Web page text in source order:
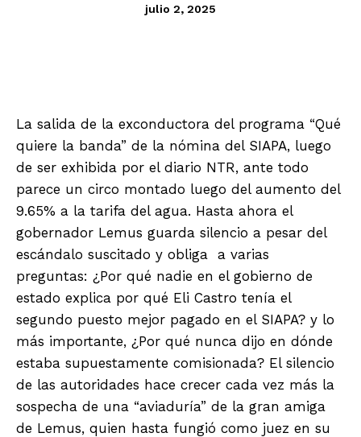
julio 2, 2025
La salida de la exconductora del programa “Qué
quiere la banda” de la nómina del SIAPA, luego
de ser exhibida por el diario NTR, ante todo
parece un circo montado luego del aumento del
9.65% a la tarifa del agua. Hasta ahora el
gobernador Lemus guarda silencio a pesar del
escándalo suscitado y obliga a varias
preguntas: ¿Por qué nadie en el gobierno de
estado explica por qué Eli Castro tenía el
segundo puesto mejor pagado en el SIAPA? y lo
más importante, ¿Por qué nunca dijo en dónde
estaba supuestamente comisionada? El silencio
de las autoridades hace crecer cada vez más la
sospecha de una “aviaduría” de la gran amiga
de Lemus, quien hasta fungió como juez en su